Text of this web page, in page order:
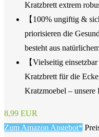
Kratzbrett extrem
【100% ungiftig &
priorisieren die
besteht aus
【Vielseitig
Kratzbrett für die
Kratzmoebel – unsere
8,99 EUR
Zum Amazon Angebot*